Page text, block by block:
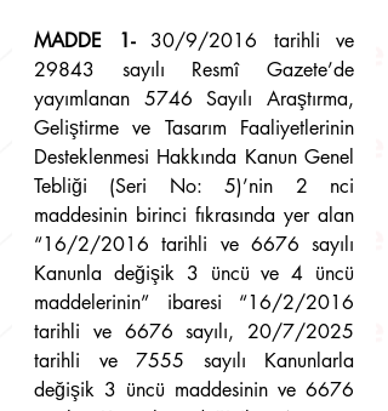
MADDE 1- 30/9/2016 tarihli ve
29843 sayılı Resmî Gazete’de
yayımlanan 5746 Sayılı Araştırma,
Geliştirme ve Tasarım Faaliyetlerinin
Desteklenmesi Hakkında Kanun Genel
Tebliği (Seri No: 5)’nin 2 nci
maddesinin birinci fıkrasında yer alan
“16/2/2016 tarihli ve 6676 sayılı
Kanunla değişik 3 üncü ve 4 üncü
maddelerinin” ibaresi “16/2/2016
tarihli ve 6676 sayılı, 20/7/2025
tarihli ve 7555 sayılı Kanunlarla
değişik 3 üncü maddesinin ve 6676